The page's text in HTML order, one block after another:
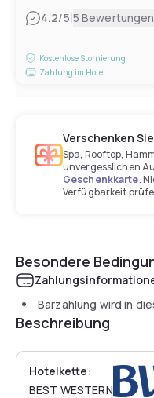
4.2/5|5 Bewertungen
Kostenlose Stornierung
Zahlung im Hotel
Verschenken
Spa, Rooftop,
unvergesslichen
Geschenkkarte.
Verfügbarkeit
Besondere
Barzahlung wird in
Beschreibung
Hotelkette:
BEST WESTERN